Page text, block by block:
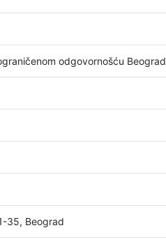
odgovornošću Beograd
35, Beograd